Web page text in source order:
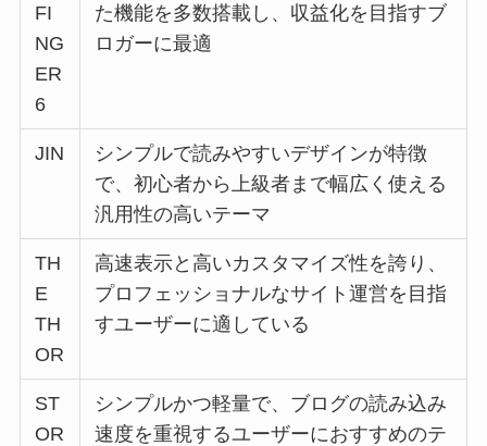
FI
NG
ER
6
た機能を多数搭載し、収益化を目指すブ
ロガーに最適
JIN
シンプルで読みやすいデザインが特徴
で、初心者から上級者まで幅広く使える
汎用性の高いテーマ
TH
E
TH
OR
高速表示と高いカスタマイズ性を誇り、
プロフェッショナルなサイト運営を目指
すユーザーに適している
ST
OR
シンプルかつ軽量で、ブログの読み込み
速度を重視するユーザーにおすすめのテ